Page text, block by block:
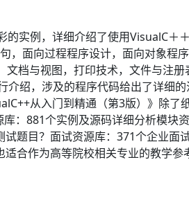
的实例，详细介绍了使用VisualC＋＋
，面向过程程序设计，面向对象程
档与视图，打印技术，文件与注册
介绍，涉及的程序代码给出了详细的
从入门到精通（第3版）》除了
：881个实例及源码详细分析模块
题目？面试资源库：371个企业面
合作为高等院校相关专业的教学参